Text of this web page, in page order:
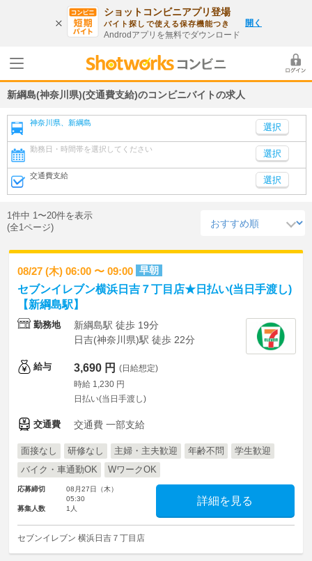
ショットコンビニアプリ登場
バイト探しで使える保存機能つき
Androdアプリを無料でダウンロード
開く
新綱島(神奈川県)(交通費支給)のコンビニバイトの求人
神奈川県、新綱島
勤務日・時間帯を選択してください 選択
交通費支給 選択
1件中 1〜20件を表示
(全1ページ)
08/27 (木) 06:00 〜 09:00 早朝
セブンイレブン横浜日吉７丁目店★日払い(当日手渡し)
【新綱島駅】
勤務地
新綱島駅 徒歩 19分
日吉(神奈川県)駅 徒歩 22分
給与 3,690 円 (日給想定)
時給 1,230 円
日払い(当日手渡し)
交通費 交通費 一部支給
面接なし 研修なし 主婦・主夫歓迎 年齢不問
学生歓迎
バイク・車通勤OK
WワークOK
応募締切
08月27日（木）
05:30
募集人数
1人
詳細を見る
セブンイレブン 横浜日吉７丁目店